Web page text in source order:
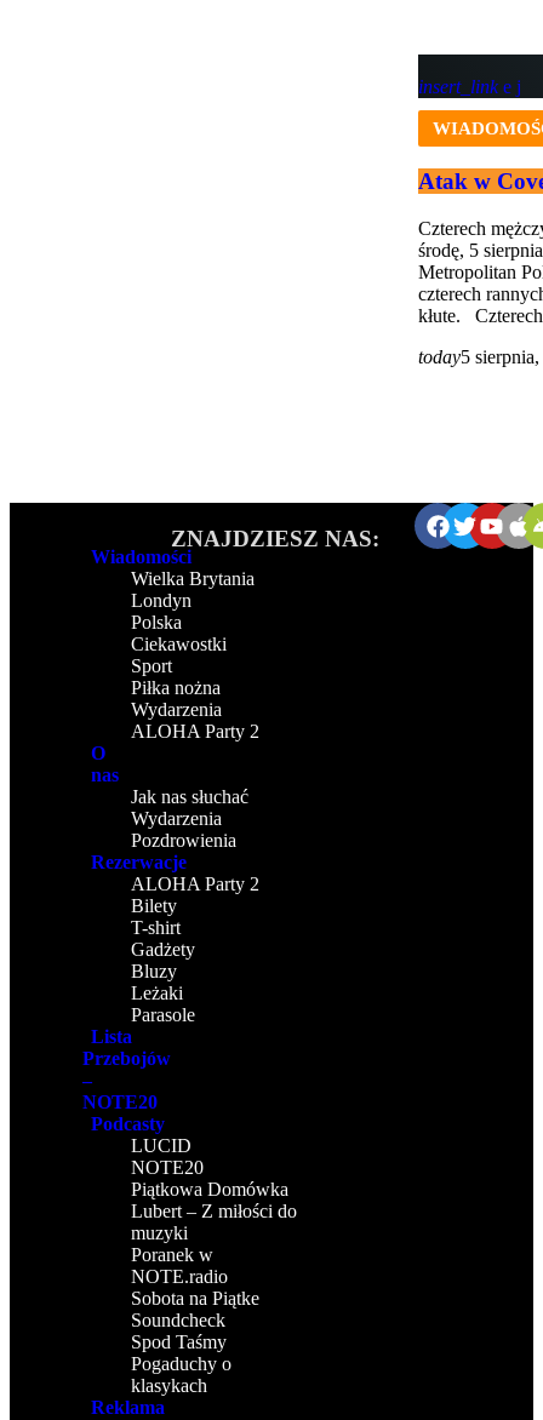
insert_link
Atak w
Czterech
środę, 5
Metropolitan
czterech
kłute.
today5
Wiadomości
Wielka Brytania
Londyn
Polska
Ciekawostki
Sport
Piłka nożna
Wydarzenia
ALOHA Party 2
O
nas
Jak nas słuchać
Wydarzenia
Pozdrowienia
Rezerwacje
ALOHA Party 2
Bilety
T-shirt
Gadżety
Bluzy
Leżaki
Parasole
Lista
Przebojów
–
NOTE20
Podcasty
LUCID
NOTE20
Piątkowa Domówka
Lubert – Z miłości do
muzyki
Poranek w
NOTE.radio
Sobota na Piątke
Soundcheck
Spod Taśmy
Pogaduchy o
klasykach
Reklama
ZNAJDZIESZ NAS: